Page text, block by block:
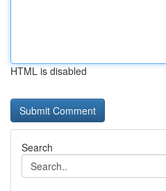
HTML is disabled
Search